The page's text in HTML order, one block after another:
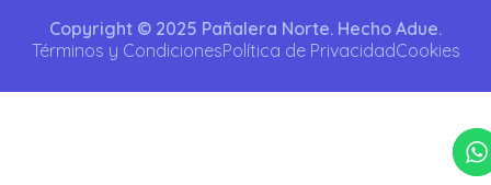
Copyright © 2025 Pañalera Norte. Hecho Adue.
Términos y CondicionesPolítica de PrivacidadCookies